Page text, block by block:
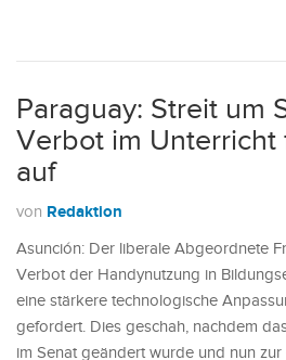
Paraguay: Streit um
Verbot im
auf
von Redaktion
Asunción: Der liberale Abgeordnete
Verbot der Handynutzung in
eine stärkere technologische
gefordert. Dies geschah, nachdem
im Senat geändert wurde und nun